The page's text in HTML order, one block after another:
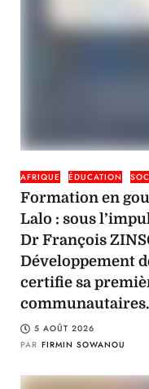
AFRIQUE ÉDUCATION
Formation en
Lalo : sous
Dr François
Développement
certifie sa
communautaires.
5 AOÛT 2026
PAR FIRMIN SOWANOU